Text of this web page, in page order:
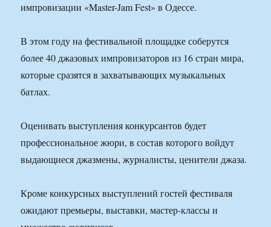
импровизации «Master-Jam Fest» в Одессе.
В этом году на фестивальной площадке соберутся
более 40 джазовых импровизаторов из 16 стран мира,
которые сразятся в захватывающих музыкальных
батлах.
Оценивать выступления конкурсантов будет
профессиональное жюри, в состав которого войдут
выдающиеся джазмены, журналисты, ценители джаза.
Кроме конкурсных выступлений гостей фестиваля
ожидают премьеры, выставки, мастер-классы и